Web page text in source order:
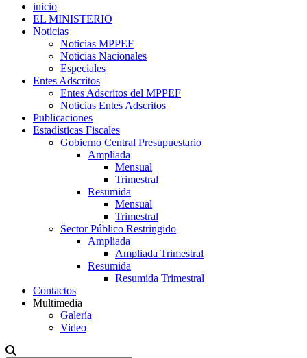
inicio
EL MINISTERIO
Noticias
Noticias MPPEF
Noticias Nacionales
Especiales
Entes Adscritos
Entes Adscritos del MPPEF
Noticias Entes Adscritos
Publicaciones
Estadísticas Fiscales
Gobierno Central Presupuestario
Ampliada
Mensual
Trimestral
Resumida
Mensual
Trimestral
Sector Público Restringido
Ampliada
Ampliada Trimestral
Resumida
Resumida Trimestral
Contactos
Multimedia
Galería
Video